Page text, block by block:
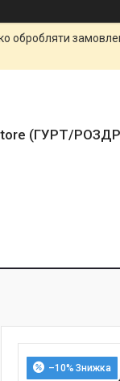
обробляти
(ГУРТ/
–10%